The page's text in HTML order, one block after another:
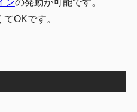
ンの発動が可能です。
OKです。